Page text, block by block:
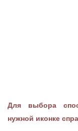
Для выбора
нужной иконке